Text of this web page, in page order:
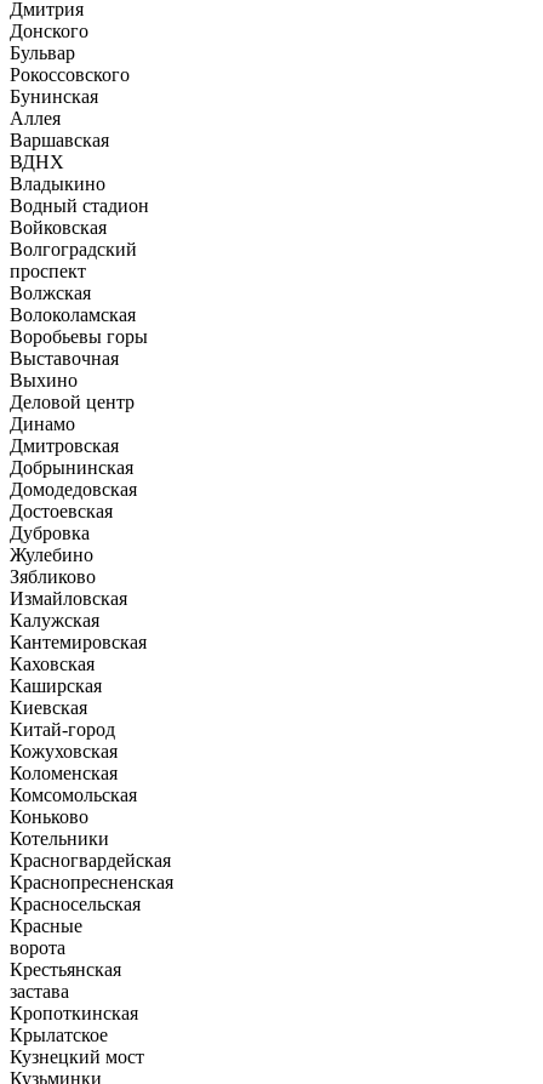
Дмитрия
Донского
Бульвар
Рокоссовского
Бунинская
Аллея
Варшавская
ВДНХ
Владыкино
Водный стадион
Войковская
Волгоградский
проспект
Волжская
Волоколамская
Воробьевы горы
Выставочная
Выхино
Деловой центр
Динамо
Дмитровская
Добрынинская
Домодедовская
Достоевская
Дубровка
Жулебино
Зябликово
Измайловская
Калужская
Кантемировская
Каховская
Каширская
Киевская
Китай-город
Кожуховская
Коломенская
Комсомольская
Коньково
Котельники
Красногвардейская
Краснопресненская
Красносельская
Красные
ворота
Крестьянская
застава
Кропоткинская
Крылатское
Кузнецкий мост
Кузьминки